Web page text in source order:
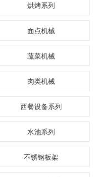
烘烤系列
面点机械
蔬菜机械
肉类机械
西餐设备系列
水池系列
不锈钢板架